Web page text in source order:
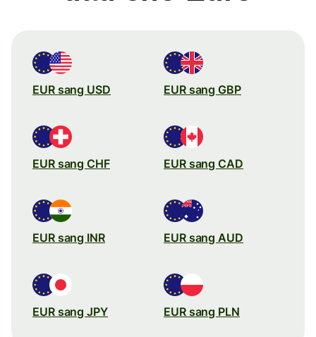
EUR sang USD EUR sang GBP
EUR sang CHF EUR sang CAD
EUR sang INR EUR sang AUD
EUR sang JPY EUR sang PLN